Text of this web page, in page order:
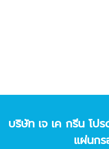
บริษัท เจ เค กรีน โป
แผ่นก